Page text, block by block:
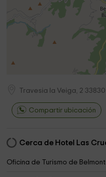
Travesia la Veiga, 2 33830
Compartir ubicación
Cerca de Hotel Las
Oficina de Turismo de